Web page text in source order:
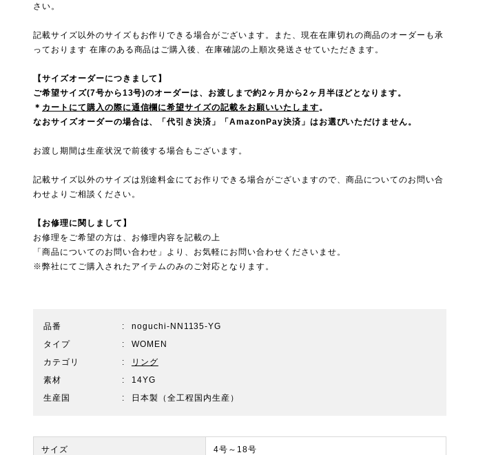
さい。
記載サイズ以外のサイズもお作りできる場合がございます。また、現在在庫切れの商品のオーダーも承
っております 在庫のある商品はご購入後、在庫確認の上順次発送させていただきます。
【サイズオーダーにつきまして】
ご希望サイズ(7号から13号)のオーダーは、お渡しまで約2ヶ月から2ヶ月半ほどとなります。
＊ カートにて購入の際に通信欄に希望サイズの記載をお願いいたします。
なおサイズオーダーの場合は、「代引き決済」「AmazonPay決済」はお選びいただけません。
お渡し期間は生産状況で前後する場合もございます。
記載サイズ以外のサイズは別途料金にてお作りできる場合がございますので、 商品についてのお問い合
わせ よりご相談ください。
【お修理に関しまして】
お修理をご希望の方は、お修理内容を記載の上
「商品についてのお問い合わせ」より、お気軽にお問い合わせくださいませ。
※弊社にてご購入されたアイテムのみのご対応となります。
品番
noguchi-NN1135-YG
タイプ
WOMEN
カテゴリ
リング
素材
14YG
生産国
日本製（全工程国内生産）
サイズ 4号～18号